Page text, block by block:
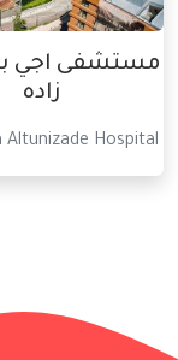
مستشفى اجي
زاده
Altunizade Hospital